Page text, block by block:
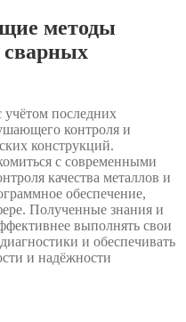
методы
сварных
последних
контроля и
конструкций.
с современными
качества металлов и
обеспечение,
Полученные знания и
выполнять свои
и обеспечивать
и надёжности